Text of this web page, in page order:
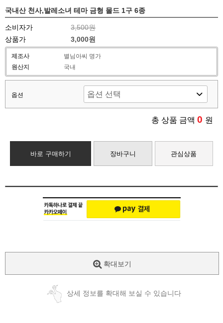
국내산 천사,발레소녀 테마 금형 몰드 1구 6종
소비자가
3,500원
상품가
3,000원
제조사
별님아씨 명가
원산지
국내
옵션
총 상품 금액 0 원
바로 구매하기 장바구니 관심상품
확대보기
상세 정보를 확대해 보실 수 있습니다